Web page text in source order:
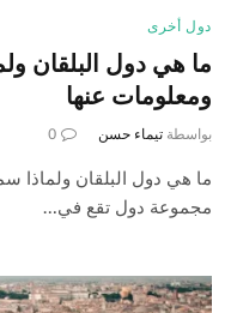
دول أخرى
ما هي دول البلقان
ومعلومات عنها
بواسطة تيماء حسن 0
ما هي دول البلقان ولماذا
مجموعة دول تقع في…